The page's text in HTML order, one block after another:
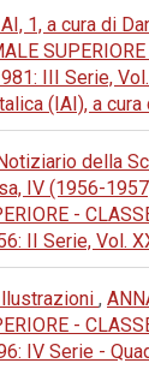
1, a cura di
III Serie,
(IAI), a
della
IV (1956-
-
II Serie, Vol.
,
-
IV Serie -